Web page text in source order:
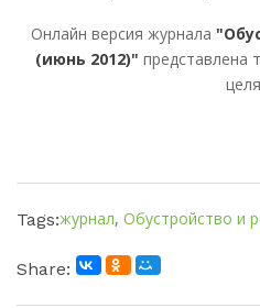
Онлайн версия журнала
(июнь 2012)" представлена
Tags:журнал, Обустройство и
Share: